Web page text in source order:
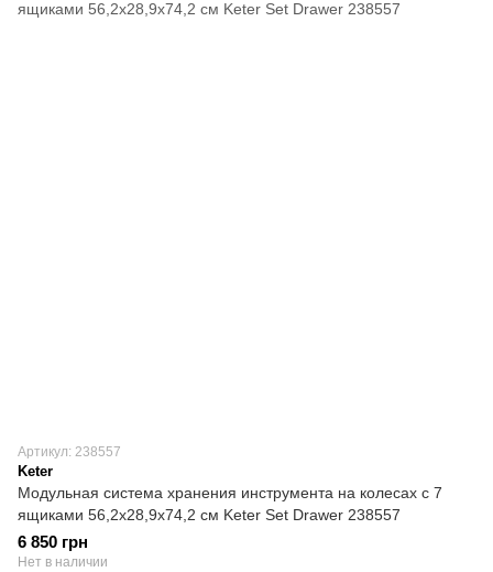
Артикул: 238557
Keter
Модульная система хранения инструмента на колесах с 7
ящиками 56,2x28,9x74,2 см Keter Set Drawer 238557
6 850 грн
Нет в наличии